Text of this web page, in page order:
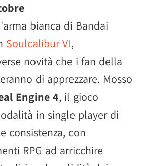
bianca di Bandai
Soulcalibur VI,
novità che i fan della
di apprezzare. Mosso
Engine 4, il gioco
in single player di
consistenza, con
RPG ad arricchire